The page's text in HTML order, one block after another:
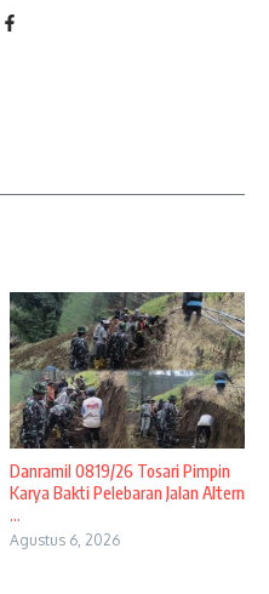
Danramil 0819/26 Tosari Pimpin
Karya Bakti Pelebaran Jalan Altern
...
Agustus 6, 2026